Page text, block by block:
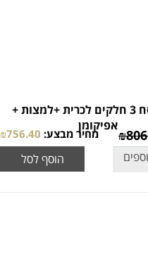
סט לפסח 3 חלקים לכרית +למצות +
אפיקומן
₪ מחיר מבצע: ₪756.40
הוסף לסל